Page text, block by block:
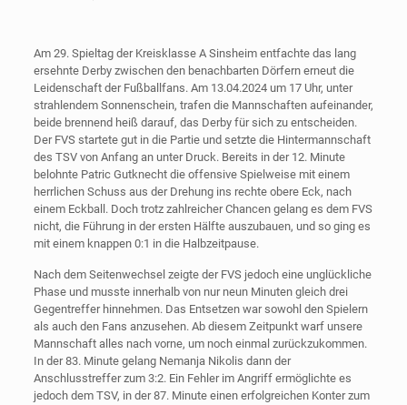
Am 29. Spieltag der Kreisklasse A Sinsheim entfachte das lang
ersehnte Derby zwischen den benachbarten Dörfern erneut die
Leidenschaft der Fußballfans. Am 13.04.2024 um 17 Uhr, unter
strahlendem Sonnenschein, trafen die Mannschaften aufeinander,
beide brennend heiß darauf, das Derby für sich zu entscheiden.
Der FVS startete gut in die Partie und setzte die Hintermannschaft
des TSV von Anfang an unter Druck. Bereits in der 12. Minute
belohnte Patric Gutknecht die offensive Spielweise mit einem
herrlichen Schuss aus der Drehung ins rechte obere Eck, nach
einem Eckball. Doch trotz zahlreicher Chancen gelang es dem FVS
nicht, die Führung in der ersten Hälfte auszubauen, und so ging es
mit einem knappen 0:1 in die Halbzeitpause.
Nach dem Seitenwechsel zeigte der FVS jedoch eine unglückliche
Phase und musste innerhalb von nur neun Minuten gleich drei
Gegentreffer hinnehmen. Das Entsetzen war sowohl den Spielern
als auch den Fans anzusehen. Ab diesem Zeitpunkt warf unsere
Mannschaft alles nach vorne, um noch einmal zurückzukommen.
In der 83. Minute gelang Nemanja Nikolis dann der
Anschlusstreffer zum 3:2. Ein Fehler im Angriff ermöglichte es
jedoch dem TSV, in der 87. Minute einen erfolgreichen Konter zum